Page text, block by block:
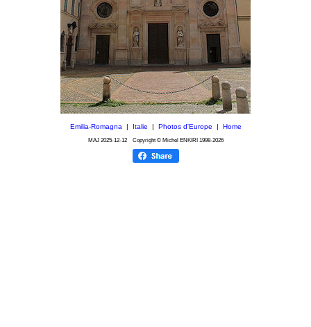
Emilia-Romagna| Italie Photos d'Europe Home
MAJ 2025-12-12Copyright © Michel ENKIRI 1998-2026